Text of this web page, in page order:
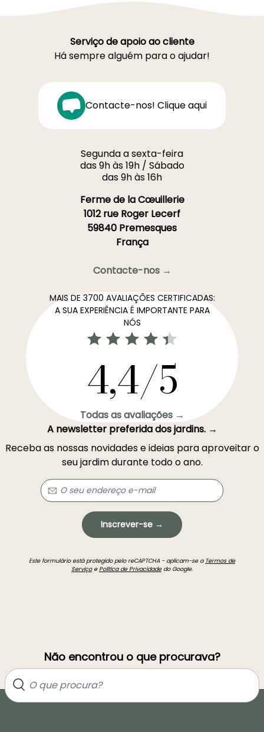
Serviço de apoio ao cliente
Há sempre alguém para o ajudar!
Contacte-nos! Clique aqui
Segunda a sexta-feira
das 9h às 19h / Sábado
das 9h às 16h
Ferme de la Cœuillerie
1012 rue Roger Lecerf
59840 Premesques
França
Contacte-nos →
MAIS DE 3700 AVALIAÇÕES CERTIFICADAS:
A SUA EXPERIÊNCIA É IMPORTANTE PARA
NÓS
4,4/5
Todas as avaliações →
A newsletter preferida dos jardins. →
Receba as nossas novidades e ideias para aproveitar o
seu jardim durante todo o ano.
Inscrever-se →
Este formulário está protegido pelo reCAPTCHA - aplicam-se a Termos de
ServiçoePolítica de Privacidadedo Google.
Não encontrou o que procurava?